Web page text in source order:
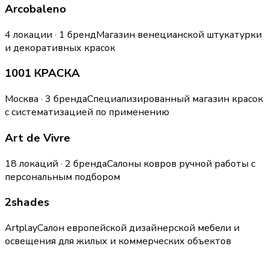
Arcobaleno
4 локации · 1 брендМагазин венецианской штукатурки
и декоративных красок
1001 КРАСКА
Москва · 3 брендаСпециализированный магазин красок
с систематизацией по применению
Art de Vivre
18 локаций · 2 брендаСалоны ковров ручной работы с
персональным подбором
2shades
ArtplayСалон европейской дизайнерской мебели и
освещения для жилых и коммерческих объектов